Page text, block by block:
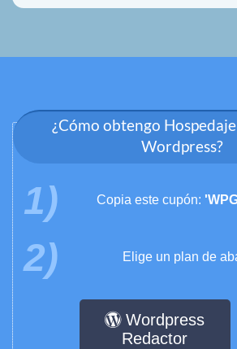
¿Cómo obtengo
Wordpress?
1) Copia este cupón:
2) Elige un plan de
Wordpress
Redactor